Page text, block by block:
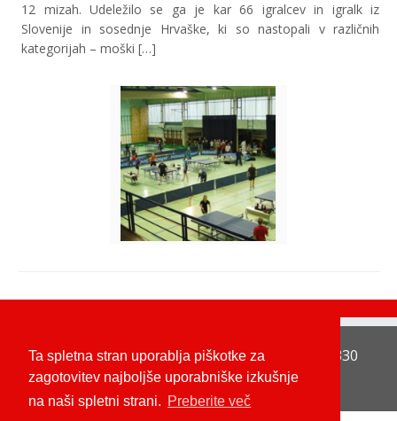
Ta spletna stran uporablja piškotke za
zagotovitev najboljše uporabniške izkušnje
na naši spletni strani. Preberite več
12 mizah. Udeležilo se ga je kar 66 igralcev in igralk iz
Slovenije in sosednje Hrvaške, ki so nastopali v različnih
kategorijah – moški […]
Namiznoteniški klub Metlika Kolodvorska ulica 1 8330
Metlika e-pošta: ntk.metlika@gmail.com